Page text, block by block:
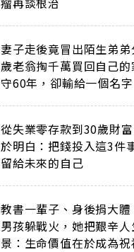
妻子走後竟冒出陌生弟
歲老翁掏千萬買回自己
守60年，卻輸給一個名字
從失業零存款到30歲財
於明白：把錢投入這3件
留給未來的自己
教書一輩子、身後捐大
男孩躲戰火，她把艱辛
景：生命價值在於成為祝